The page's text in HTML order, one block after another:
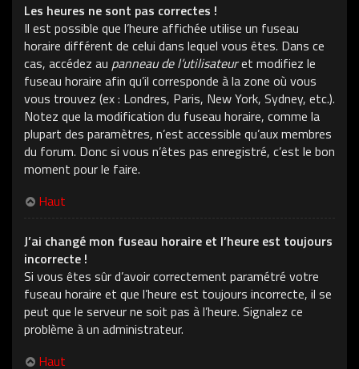
Les heures ne sont pas correctes !
Il est possible que l’heure affichée utilise un fuseau
horaire différent de celui dans lequel vous êtes. Dans ce
cas, accédez au panneau de l’utilisateuret modifiez le
fuseau horaire afin qu’il corresponde à la zone où vous
vous trouvez (ex : Londres, Paris, New York, Sydney, etc.).
Notez que la modification du fuseau horaire, comme la
plupart des paramètres, n’est accessible qu’aux membres
du forum. Donc si vous n’êtes pas enregistré, c’est le bon
moment pour le faire.
Haut
J’ai changé mon fuseau horaire et l’heure est toujours
incorrecte !
Si vous êtes sûr d’avoir correctement paramétré votre
fuseau horaire et que l’heure est toujours incorrecte, il se
peut que le serveur ne soit pas à l’heure. Signalez ce
problème à un administrateur.
Haut